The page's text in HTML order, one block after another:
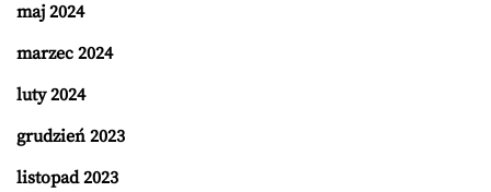
maj 2024
marzec 2024
luty 2024
grudzień 2023
listopad 2023